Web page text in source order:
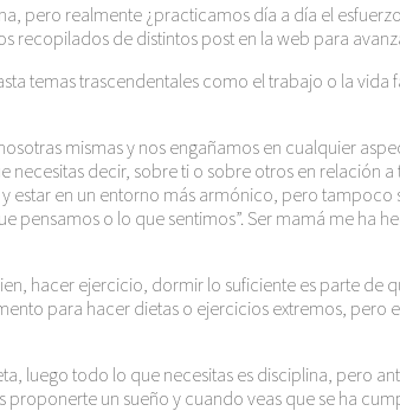
pero realmente ¿practicamos día a día el
recopilados de distintos post en la web para
temas trascendentales como el trabajo o la
mismas y nos engañamos en cualquier
decir, sobre ti o sobre otros en relación
en un entorno más armónico, pero tampoco
o lo que sentimos”. Ser mamá me
hacer ejercicio, dormir lo suficiente es parte
para hacer dietas o ejercicios extremos, pero
luego todo lo que necesitas es disciplina, pero
un sueño y cuando veas que se ha